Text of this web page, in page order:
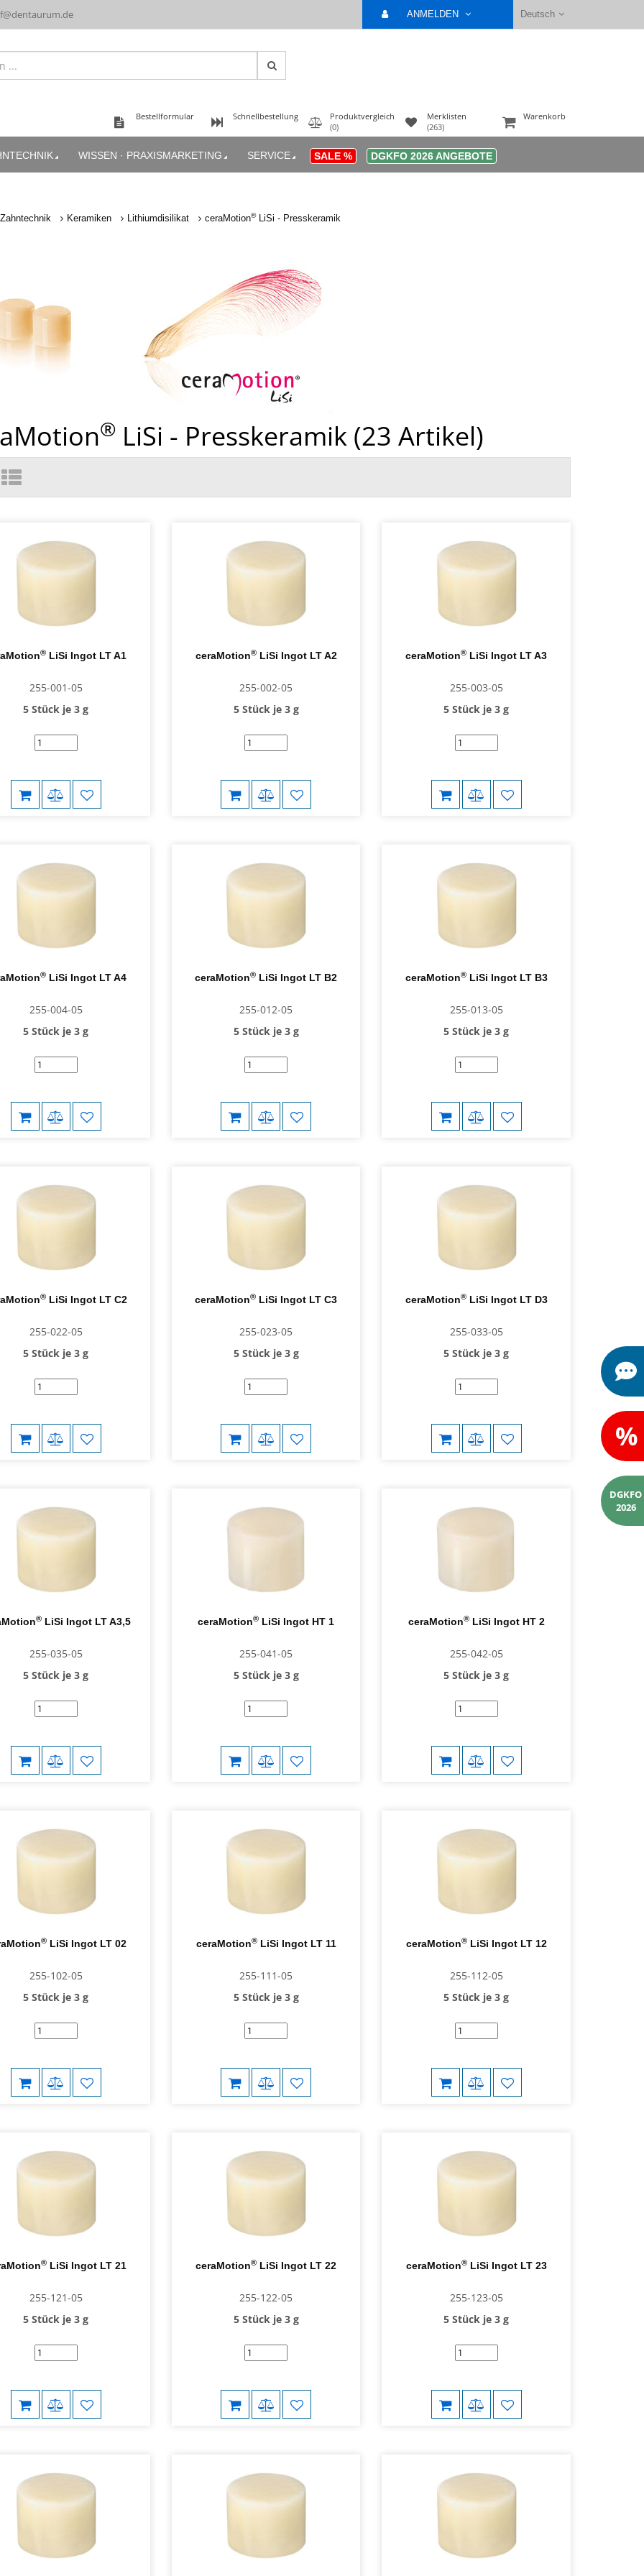
Deutsch
ANMELDEN
Warenkorb
Merklisten
(263)
Produktvergleich
(0)
Schnellbestellung
Bestellformular
WISSEN · PRAXISMARKETING SERVICE SALE % DGKFO 2026 ANGEBOTE
Zahntechnik Keramiken Lithiumdisilikat ceraMotion®LiSi - Presskeramik
®LiSi - Presskeramik (23 Artikel)
® LiSi Ingot LT A1
255-001-05
5 Stück je 3 g
ceraMotion®LiSi Ingot LT A2
255-002-05
5 Stück je 3 g
ceraMotion® LiSi Ingot LT A3
255-003-05
5 Stück je 3 g
® LiSi Ingot LT A4
255-004-05
5 Stück je 3 g
ceraMotion® LiSi Ingot LT B2
255-012-05
5 Stück je 3 g
ceraMotion®LiSi Ingot LT B3
255-013-05
5 Stück je 3 g
®LiSi Ingot LT C2
255-022-05
5 Stück je 3 g
ceraMotion® LiSi Ingot LT C3
255-023-05
5 Stück je 3 g
ceraMotion®LiSi Ingot LT D3
255-033-05
5 Stück je 3 g
® LiSi Ingot LT A3,5
255-035-05
5 Stück je 3 g
ceraMotion® LiSi Ingot HT 1
255-041-05
5 Stück je 3 g
ceraMotion®LiSi Ingot HT 2
255-042-05
5 Stück je 3 g
®LiSi Ingot LT 02
255-102-05
5 Stück je 3 g
ceraMotion®LiSi Ingot LT 11
255-111-05
5 Stück je 3 g
ceraMotion®LiSi Ingot LT 12
255-112-05
5 Stück je 3 g
®LiSi Ingot LT 21
255-121-05
5 Stück je 3 g
ceraMotion® LiSi Ingot LT 22
255-122-05
5 Stück je 3 g
ceraMotion®LiSi Ingot LT 23
255-123-05
5 Stück je 3 g
%
DGKFO
2026